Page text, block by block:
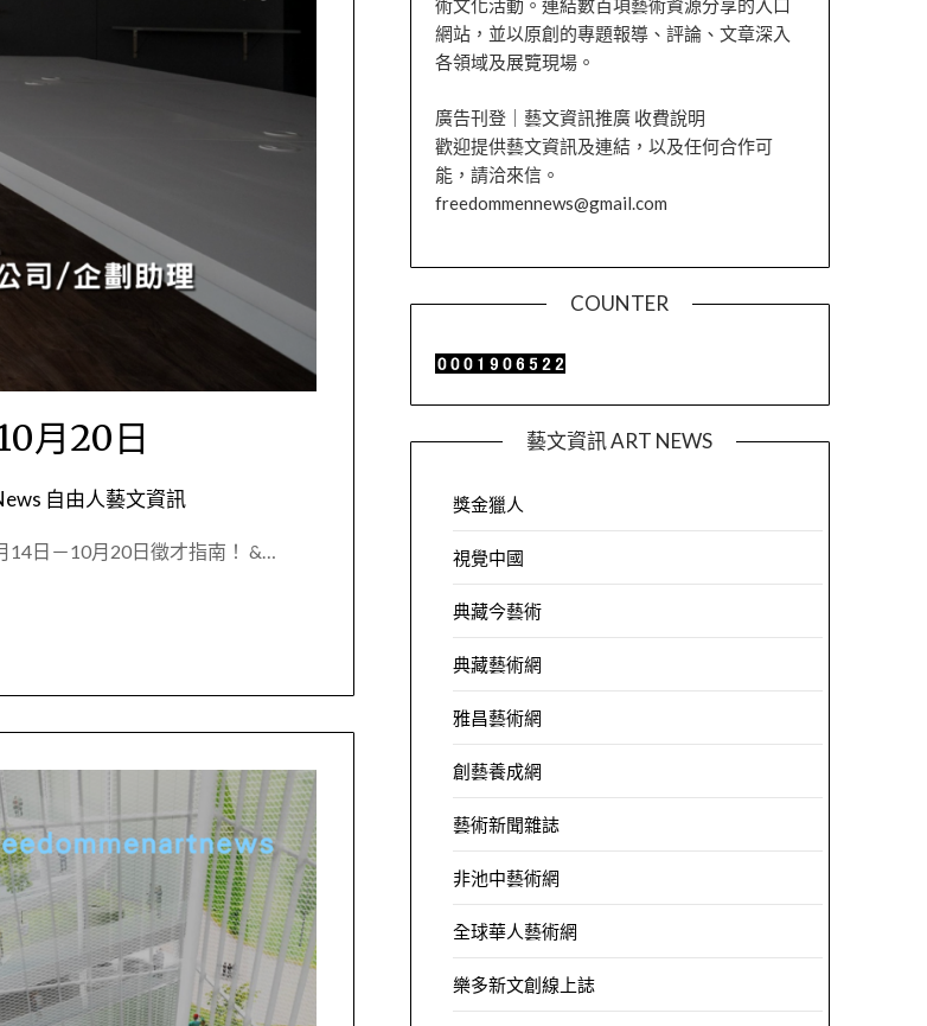
月20日
自由人藝文資訊
14日－10月20日徵才指南！ &…
術文化活動。連結數百項藝術資源分享的入口
網站，並以原創的專題報導、評論、文章深入
各領域及展覽現場。
廣告刊登｜藝文資訊推廣 收費說明
歡迎提供藝文資訊及連結，以及任何合作可
能，請洽來信。
freedommennews@gmail.com
COUNTER
藝文資訊 ART NEWS
獎金獵人
視覺中國
典藏今藝術
典藏藝術網
雅昌藝術網
創藝養成網
藝術新聞雜誌
非池中藝術網
全球華人藝術網
樂多新文創線上誌